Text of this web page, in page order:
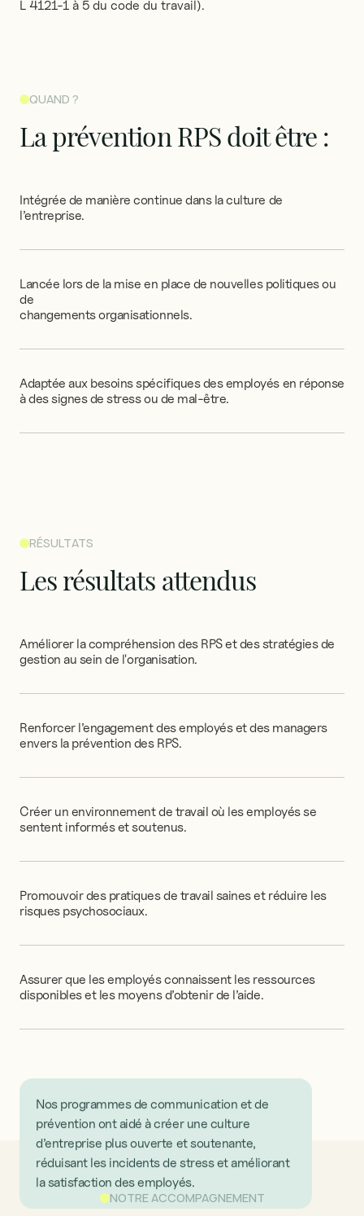
L 4121-1 à 5 du code du travail).
QUAND ?
Laprévention RPSdoitêtre :
Intégrée de manière continue dans laculture de
l’entreprise.
Lancée lorsde la mise en place de nouvelles politiquesou
de
changementsorganisationnels.
Adaptée aux besoinsspécifiques desemployés en réponse
àdessignesde stressou de mal-être.
RÉSULTATS
Lesrésultats attendus
Améliorer lacompréhension des RPSetdesstratégies de
gestion au sein de l'organisation.
Renforcer l’engagementdesemployésetdes managers
envers la prévention des RPS.
Créer un environnementde travail où lesemployésse
sentent informésetsoutenus.
Promouvoirdes pratiquesde travail saineset réduire les
risques psychosociaux.
Assurerque lesemployésconnaissent les ressources
disponibleset les moyens d’obtenirde l’aide.
Nos programmes de communication et de
prévention ont aidé à créer une culture
d’entreprise plus ouverte et soutenante,
réduisant les incidents de stress et améliorant
la satisfaction des employés.
NOTRE ACCOMPAGNEMENT